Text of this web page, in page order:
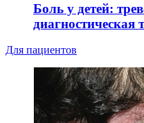
Боль у детей:
диагностическая
Для пациентов